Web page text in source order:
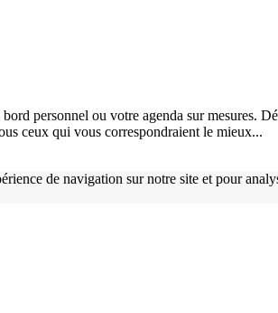
personnel ou votre agenda sur mesures.
ceux qui vous correspondraient le mieux...
de navigation sur notre site et pour